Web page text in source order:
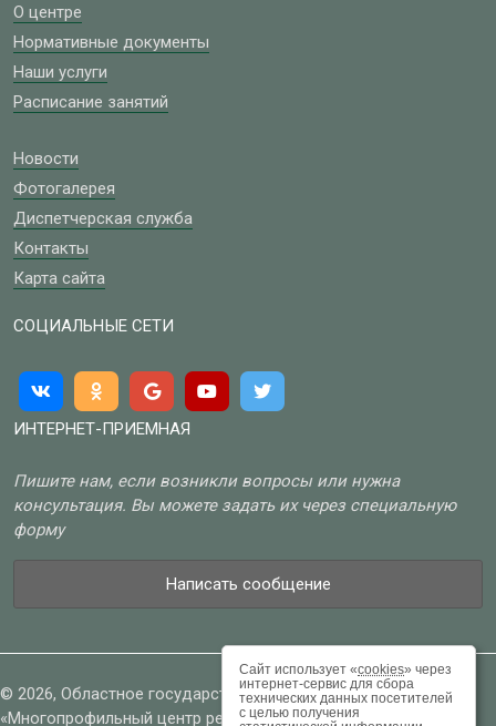
О центре
Нормативные документы
Наши услуги
Расписание занятий
Новости
Фотогалерея
Диспетчерская служба
Контакты
Карта сайта
СОЦИАЛЬНЫЕ СЕТИ
ИНТЕРНЕТ-ПРИЕМНАЯ
Пишите нам, если возникли вопросы или нужна
консультация. Вы можете задать их через специальную
форму
Написать сообщение
© 2026, Областное государственное бюджетное учреждение
«Многопрофильный центр реабилитации»
Сайт использует «cookies» через
интернет-сервис для сбора
технических данных посетителей
с целью получения